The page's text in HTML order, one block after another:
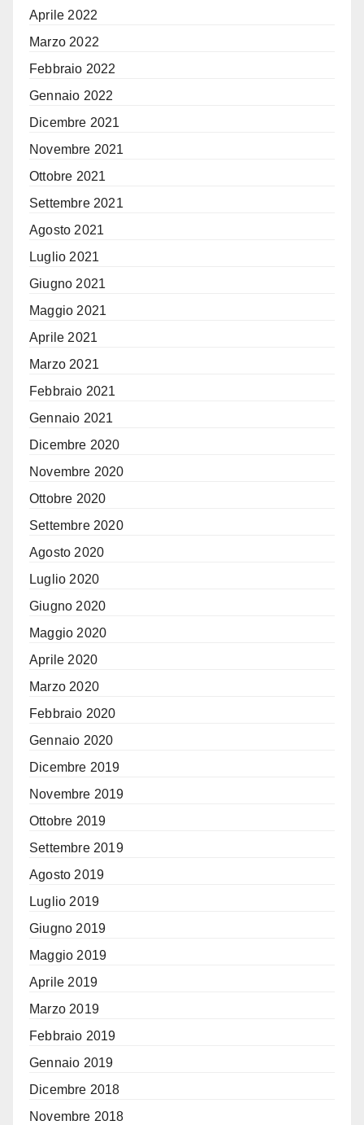
Aprile 2022
Marzo 2022
Febbraio 2022
Gennaio 2022
Dicembre 2021
Novembre 2021
Ottobre 2021
Settembre 2021
Agosto 2021
Luglio 2021
Giugno 2021
Maggio 2021
Aprile 2021
Marzo 2021
Febbraio 2021
Gennaio 2021
Dicembre 2020
Novembre 2020
Ottobre 2020
Settembre 2020
Agosto 2020
Luglio 2020
Giugno 2020
Maggio 2020
Aprile 2020
Marzo 2020
Febbraio 2020
Gennaio 2020
Dicembre 2019
Novembre 2019
Ottobre 2019
Settembre 2019
Agosto 2019
Luglio 2019
Giugno 2019
Maggio 2019
Aprile 2019
Marzo 2019
Febbraio 2019
Gennaio 2019
Dicembre 2018
Novembre 2018